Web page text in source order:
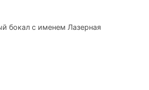
бокал с именем Лазерная